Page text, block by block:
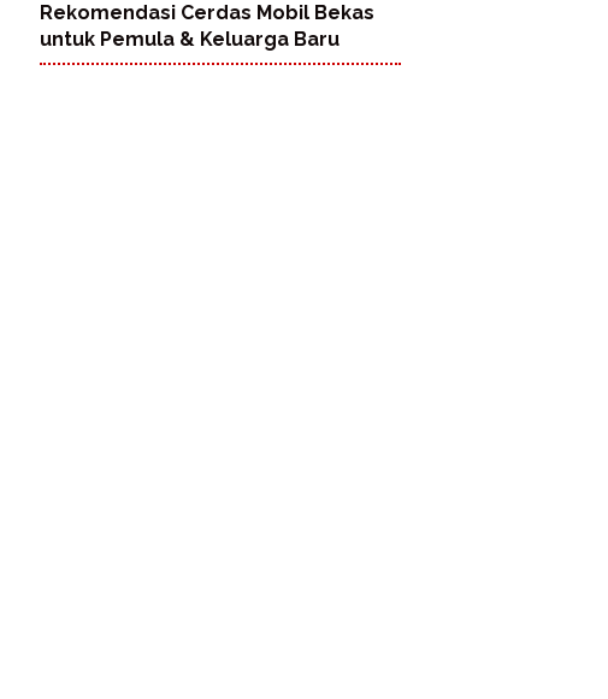
Rekomendasi Cerdas Mobil Bekas
untuk Pemula & Keluarga Baru